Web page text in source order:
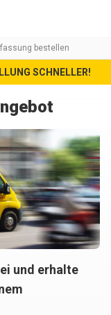
bestellen
SCHNELLER!
und erhalte